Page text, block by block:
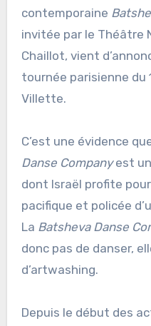
contemporaine
invitée par le Théâtre
Chaillot, vient
tournée parisienne du
Villette.
C’est une évidence
Danse Companyest
dont Israël profite
pacifique et policée
La Batsheva Danse
donc pas de danser,
d’artwashing.
Depuis le début des